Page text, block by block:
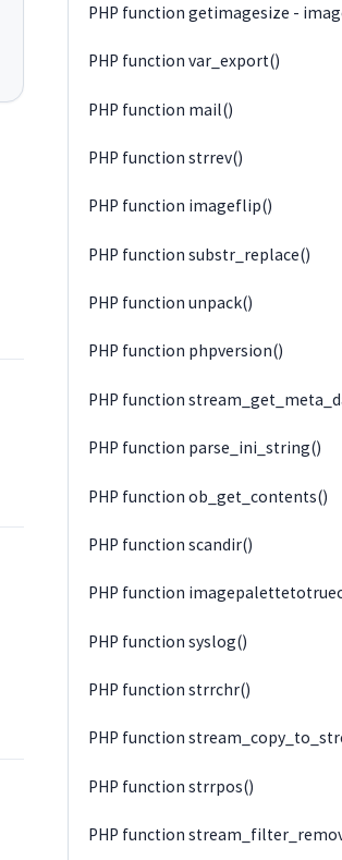
PHP function getimagesize -
PHP function var_export()
PHP function mail()
PHP function strrev()
PHP function imageflip()
PHP function substr_replace()
PHP function unpack()
PHP function phpversion()
PHP function
PHP function parse_ini_string()
PHP function ob_get_contents()
PHP function scandir()
PHP function
PHP function syslog()
PHP function strrchr()
PHP function
PHP function strrpos()
PHP function